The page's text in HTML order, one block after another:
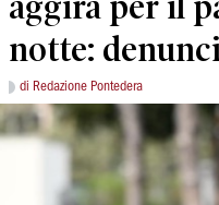
notte:
di Redazione Pontedera